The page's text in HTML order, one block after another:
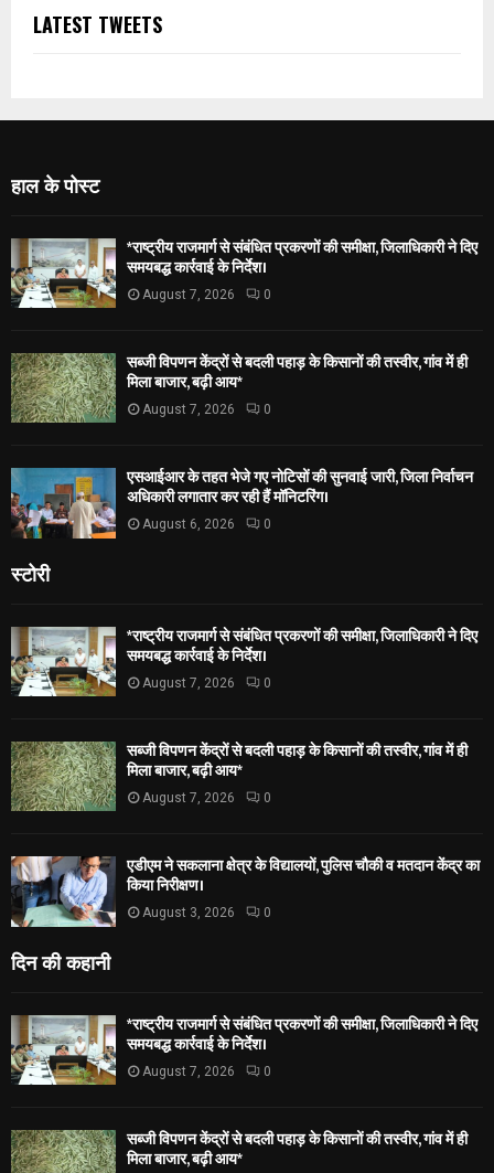
LATEST TWEETS
हाल के पोस्ट
*राष्ट्रीय राजमार्ग से संबंधित प्रकरणों की समीक्षा, जिलाधिकारी ने दिए
समयबद्ध कार्रवाई के निर्देश।
August 7, 2026 0
सब्जी विपणन केंद्रों से बदली पहाड़ के किसानों की तस्वीर, गांव में ही
मिला बाजार, बढ़ी आय*
August 7, 2026 0
एसआईआर के तहत भेजे गए नोटिसों की सुनवाई जारी, जिला निर्वाचन
अधिकारी लगातार कर रही हैं मॉनिटरिंग।
August 6, 2026 0
स्टोरी
*राष्ट्रीय राजमार्ग से संबंधित प्रकरणों की समीक्षा, जिलाधिकारी ने दिए
समयबद्ध कार्रवाई के निर्देश।
August 7, 2026 0
सब्जी विपणन केंद्रों से बदली पहाड़ के किसानों की तस्वीर, गांव में ही
मिला बाजार, बढ़ी आय*
August 7, 2026 0
एडीएम ने सकलाना क्षेत्र के विद्यालयों, पुलिस चौकी व मतदान केंद्र का
किया निरीक्षण।
August 3, 2026 0
दिन की कहानी
*राष्ट्रीय राजमार्ग से संबंधित प्रकरणों की समीक्षा, जिलाधिकारी ने दिए
समयबद्ध कार्रवाई के निर्देश।
August 7, 2026 0
सब्जी विपणन केंद्रों से बदली पहाड़ के किसानों की तस्वीर, गांव में ही
मिला बाजार, बढ़ी आय*